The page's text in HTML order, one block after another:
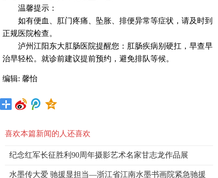
温馨提示：
如有便血、肛门疼痛、坠胀、排便异常等症状，请及时到
正规医院检查。
泸州江阳东大肛肠医院提醒您：肛肠疾病别硬扛，早查早
治早轻松。就诊前建议提前预约，避免排队等候。
编辑: 馨怡
喜欢本篇新闻的人还喜欢
纪念红军长征胜利90周年摄影艺术名家甘志龙作品展
水墨传大爱 驰援显担当—浙江省江南水墨书画院紧急驰援